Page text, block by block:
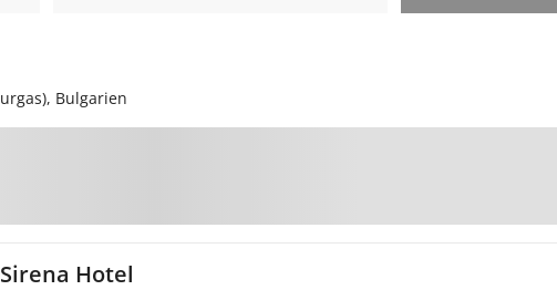
Bulgarien
Hotel